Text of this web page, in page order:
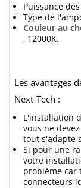
Puissance
Type de
Couleur au
, 12000K.
Les avantages
Next-Tech :
L'installation
vous ne
tout s'adapte
Si pour une
votre
problème car
connecteurs